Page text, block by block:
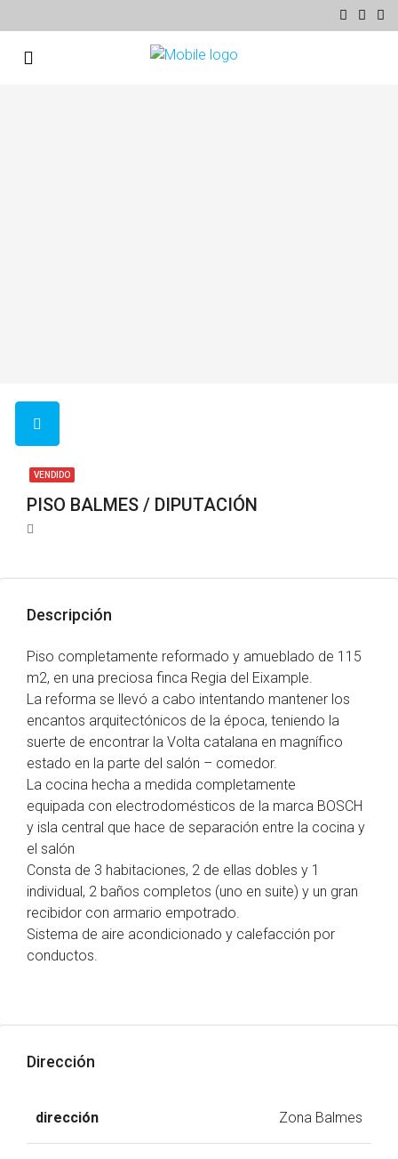
VENDIDO
PISO BALMES / DIPUTACIÓN
Descripción
Piso completamente reformado y amueblado de 115
m2, en una preciosa finca Regia del Eixample.
La reforma se llevó a cabo intentando mantener los
encantos arquitectónicos de la época, teniendo la
suerte de encontrar la Volta catalana en magnífico
estado en la parte del salón – comedor.
La cocina hecha a medida completamente
equipada con electrodomésticos de la marca BOSCH
y isla central que hace de separación entre la cocina y
el salón
Consta de 3 habitaciones, 2 de ellas dobles y 1
individual, 2 baños completos (uno en suite) y un gran
recibidor con armario empotrado.
Sistema de aire acondicionado y calefacción por
conductos.
Dirección
dirección Zona Balmes